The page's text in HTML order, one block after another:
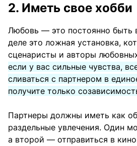
2. Иметь свое хобби
Любовь — это постоянно быть
деле это ложная установка,
сценаристы и авторы
если у вас сильные чувства,
сливаться с партнером в
получите только
Партнеры должны иметь как
раздельные увлечения. Один
а второй — отправиться в